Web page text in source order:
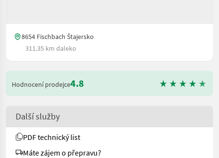
8654 Fischbach Štajersko
311.35 km daleko
Hodnocení prodejce4.8
Další služby
PDF technický list
Máte zájem o přepravu?